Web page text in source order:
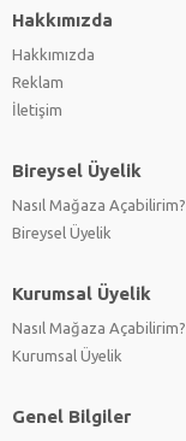
Hakkımızda
Hakkımızda
Reklam
İletişim
Bireysel Üyelik
Nasıl Mağaza Açabilirim?
Bireysel Üyelik
Kurumsal Üyelik
Nasıl Mağaza Açabilirim?
Kurumsal Üyelik
Genel Bilgiler